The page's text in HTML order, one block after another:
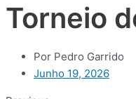
Torneio
Por Pedro Garrido
Junho 19, 2026